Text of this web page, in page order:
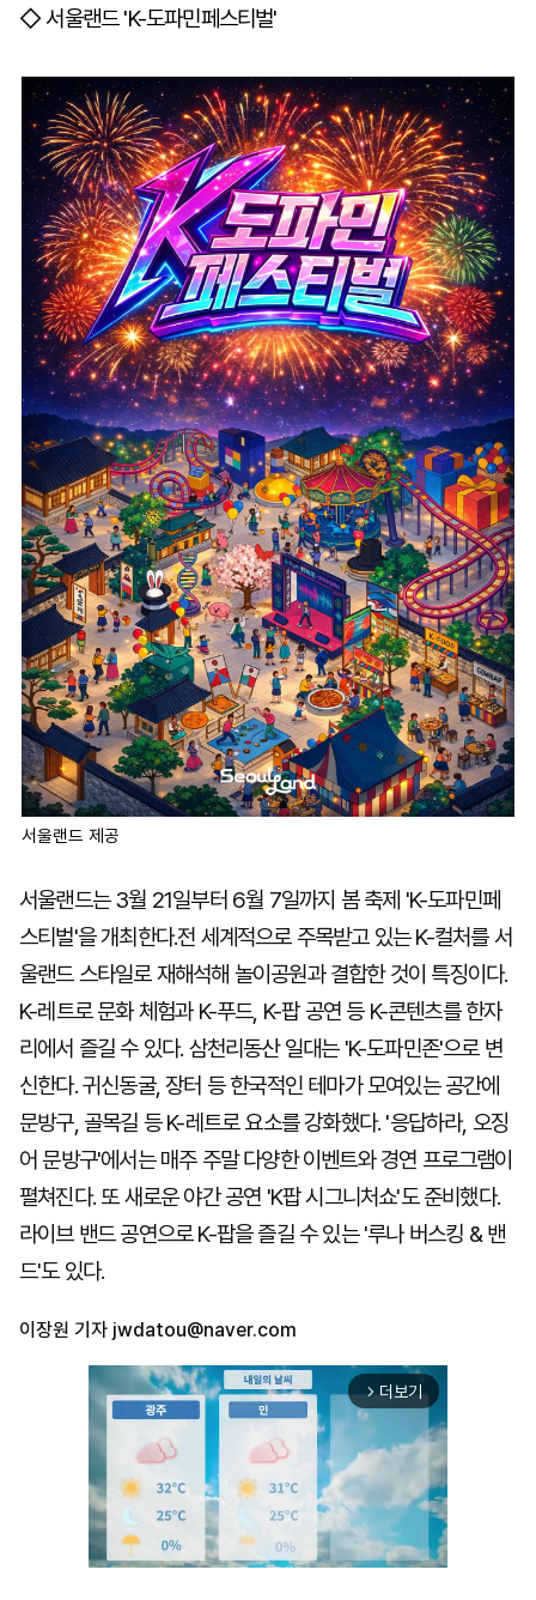
◇ 서울랜드 'K-도파민페스티벌'
서울랜드 제공
서울랜드는 3월 21일부터 6월 7일까지 봄 축제 'K-도파민페
스티벌'을 개최한다.전 세계적으로 주목받고 있는 K-컬처를 서
울랜드 스타일로 재해석해 놀이공원과 결합한 것이 특징이다.
K-레트로 문화 체험과 K-푸드, K-팝 공연 등 K-콘텐츠를 한자
리에서 즐길 수 있다. 삼천리동산 일대는 'K-도파민존'으로 변
신한다. 귀신동굴, 장터 등 한국적인 테마가 모여있는 공간에
문방구, 골목길 등 K-레트로 요소를 강화했다. '응답하라, 오징
어 문방구'에서는 매주 주말 다양한 이벤트와 경연 프로그램이
펼쳐진다. 또 새로운 야간 공연 'K팝 시그니처쇼'도 준비했다.
라이브 밴드 공연으로 K-팝을 즐길 수 있는 '루나 버스킹 & 밴
드'도 있다.
이장원 기자 jwdatou@naver.com
arrow_forward_ios 더보기